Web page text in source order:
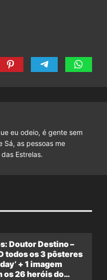
eu odeio, é gente sem
Sá, as pessoas me
Estrelas.
Doutor Destino –
todos os 3 pôsteres
+ 1 imagem
os 26 heróis do